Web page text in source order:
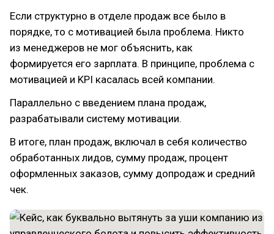
Если структурно в отделе продаж все было в
порядке, то с мотивацией была проблема. Никто
из менеджеров не мог объяснить, как
формируется его зарплата. В принципе, проблема с
мотивацией и KPI касалась всей компании.
Параллельно с введением плана продаж,
разрабатывали систему мотивации.
В итоге, план продаж, включал в себя количество
обработанных лидов, сумму продаж, процент
оформленных заказов, сумму допродаж и средний
чек.